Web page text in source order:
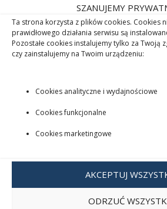
SZANUJEMY
Ta strona korzysta z plików cookies. Cookies
prawidłowego działania serwisu są
Pozostałe cookies instalujemy tylko za Twoją
czy zainstalujemy na Twoim urządzeniu:
Cookies analityczne i wydajnościowe
Cookies funkcjonalne
Cookies marketingowe
AKCEPTUJ
ODRZUĆ